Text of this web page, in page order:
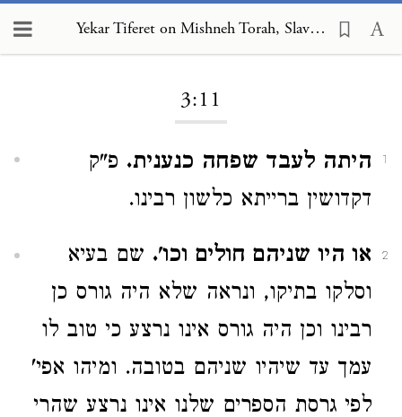
Yekar Tiferet on Mishneh Torah, Slaves 3:11
3:11
1 היתה לעבד שפחה כנענית. פ"ק
דקדושין ברייתא כלשון רבינו.
2 או היו שניהם חולים וכו'. שם בעיא
וסלקו בתיקו, ונראה שלא היה גורס כן
רבינו וכן היה גורס אינו נרצע כי טוב לו
עמך עד שיהיו שניהם בטובה. ומיהו אפי'
לפי גרסת הספרים שלנו אינו נרצע שהרי